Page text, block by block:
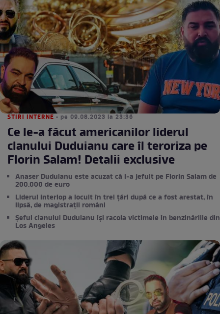
STIRI INTERNE • pe 09.08.2023 la 23:36
Ce le-a făcut americanilor liderul
clanului Duduianu care îl teroriza pe
Florin Salam! Detalii exclusive
Anaser Duduianu este acuzat că l-a jefuit pe Florin Salam de
200.000 de euro
Liderul interlop a locuit în trei țări după ce a fost arestat, în
lipsă, de magistrații români
Șeful clanului Duduianu își racola victimele în benzinăriile din
Los Angeles